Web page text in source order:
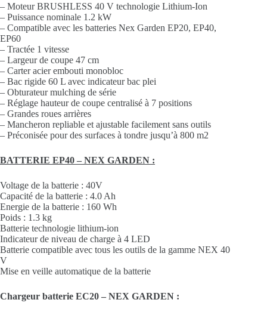
– Moteur BRUSHLESS 40 V technologie Lithium-Ion
– Puissance nominale 1.2 kW
– Compatible avec les batteries Nex Garden EP20, EP40,
EP60
– Tractée 1 vitesse
– Largeur de coupe 47 cm
– Carter acier embouti monobloc
– Bac rigide 60 L avec indicateur bac plei
– Obturateur mulching de série
– Réglage hauteur de coupe centralisé à 7 positions
– Grandes roues arrières
– Mancheron repliable et ajustable facilement sans outils
– Préconisée pour des surfaces à tondre jusqu’à 800 m2
BATTERIE EP40 – NEX GARDEN :
Voltage de la batterie : 40V
Capacité de la batterie : 4.0 Ah
Energie de la batterie : 160 Wh
Poids : 1.3 kg
Batterie technologie lithium-ion
Indicateur de niveau de charge à 4 LED
Batterie compatible avec tous les outils de la gamme NEX 40
V
Mise en veille automatique de la batterie
Chargeur batterie EC20 – NEX GARDEN :